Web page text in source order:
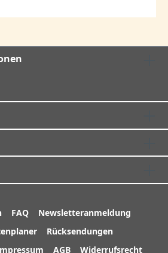
FAQ
Newsletteranmeldung
Rücksendungen
AGB Widerrufsrecht